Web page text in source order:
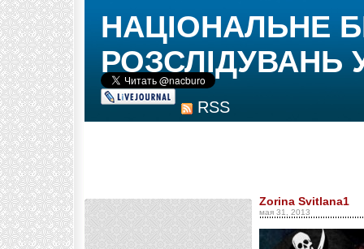
RSS
НАЦІОНАЛЬНЕ
РОЗСЛІДУВАНЬ
Zorina Svitlana1
мая 31, 2013